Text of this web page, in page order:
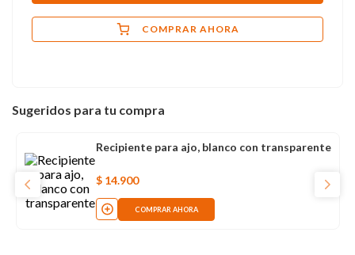
COMPRAR AHORA
Sugeridos para tu compra
Recipiente para ajo, blanco con transparente
$ 14.900
COMPRAR AHORA